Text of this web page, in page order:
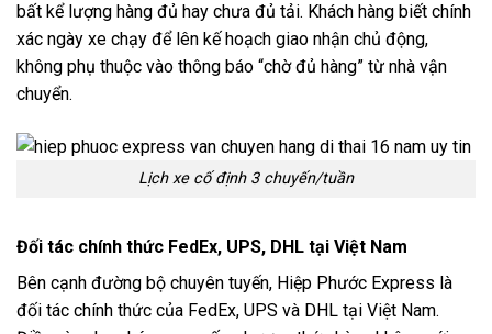
bất kể lượng hàng đủ hay chưa đủ tải. Khách hàng biết chính
xác ngày xe chạy để lên kế hoạch giao nhận chủ động,
không phụ thuộc vào thông báo “chờ đủ hàng” từ nhà vận
chuyển.
Lịch xe cố định 3 chuyến/tuần
Đối tác chính thức FedEx, UPS, DHL tại Việt Nam
Bên cạnh đường bộ chuyên tuyến, Hiệp Phước Express là
đối tác chính thức của FedEx, UPS và DHL tại Việt Nam.